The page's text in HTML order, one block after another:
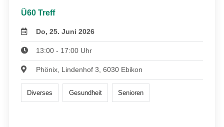
Ü60 Treff
Do, 25. Juni 2026
13:00 - 17:00 Uhr
Phönix, Lindenhof 3, 6030 Ebikon
Diverses Gesundheit Senioren